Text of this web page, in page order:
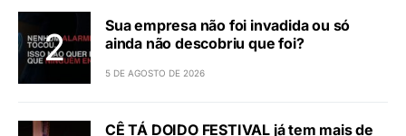
Sua empresa não foi invadida ou só
ainda não descobriu que foi?
5 DE AGOSTO DE 2026
CÊ TÁ DOIDO FESTIVAL já tem mais de